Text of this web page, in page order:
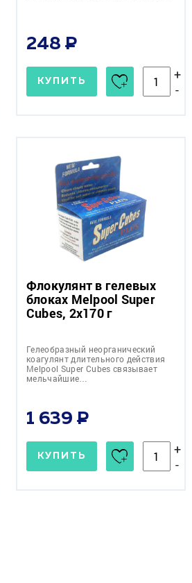
248
КУПИТЬ
+
-
Флокулянт в гелевых
блоках Melpool Super
Cubes, 2x170 г
Гелеобразный неорганический
коагулянт длительного действия
Melpool Super Cubes связывает
мельчайшие…
1 639
КУПИТЬ
+
-